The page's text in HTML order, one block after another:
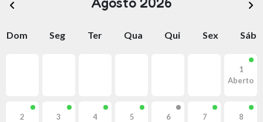
Dom Seg Ter Qua Qui Sex Sáb
1
Aberto
2
3
4
5
6
7
8